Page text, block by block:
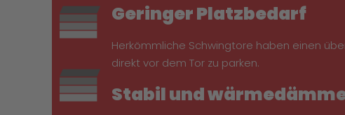
Geringer Platzbedarf
Herkömmliche Schwingtore haben einen
direkt vor dem Tor zu parken.
Stabil und